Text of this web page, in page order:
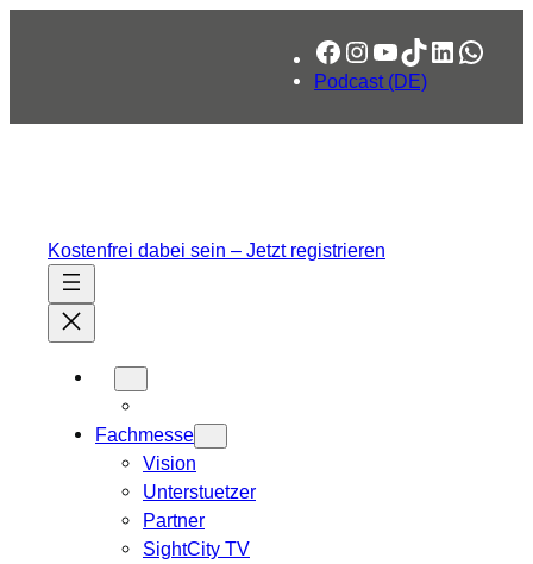
Facebook
Instagram
YouTube
TikTok
LinkedIn
Podcast (DE)
Kostenfrei dabei sein – Jetzt registrieren
Fachmesse
Vision
Unterstuetzer
Partner
SightCity TV